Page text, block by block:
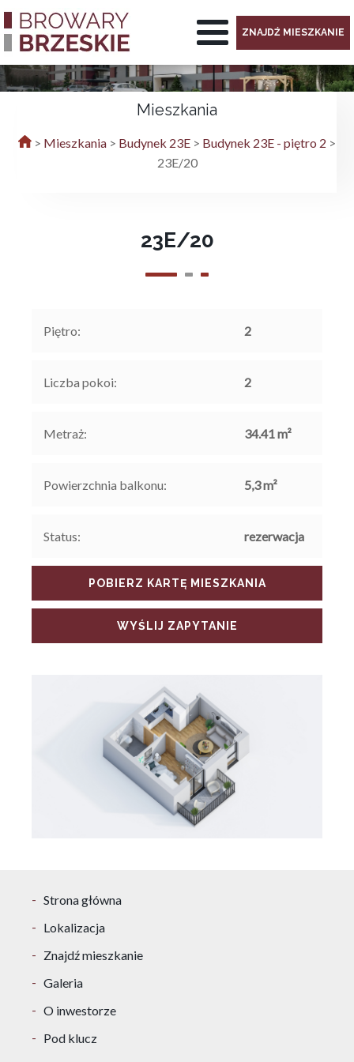
ZNAJDŹ MIESZKANIE
Mieszkania
> Mieszkania > Budynek 23E > Budynek 23E - piętro 2 >
23E/20
23E/20
Piętro: 2
Liczba pokoi: 2
Metraż: 34.41m²
Powierzchnia balkonu: 5,3m²
Status: rezerwacja
POBIERZ KARTĘ MIESZKANIA
WYŚLIJ ZAPYTANIE
Strona główna
Lokalizacja
Znajdź mieszkanie
Galeria
O inwestorze
Pod klucz